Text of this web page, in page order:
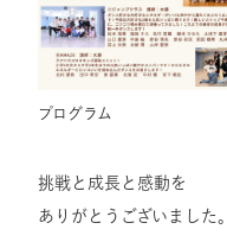
プログラム
挑戦と成長と感動を
ありがとうございました。